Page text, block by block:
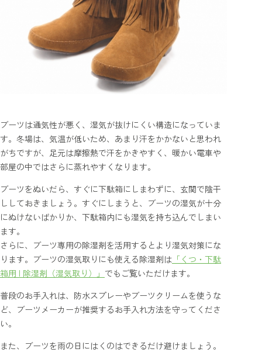
ブーツは通気性が悪く、湿気が抜けにくい構造になっていま
す。冬場は、気温が低いため、あまり汗をかかないと思われ
がちですが、足元は摩擦熱で汗をかきやすく、暖かい電車や
部屋の中ではさらに蒸れやすくなります。
ブーツをぬいだら、すぐに下駄箱にしまわずに、玄関で陰干
ししておきましょう。すぐにしまうと、ブーツの湿気が十分
にぬけないばかりか、下駄箱内にも湿気を持ち込んでしまい
ます。
さらに、ブーツ専用の除湿剤を活用するとより湿気対策にな
ります。ブーツの湿気取りにも使える除湿剤は 「くつ・下駄
箱用 | 除湿剤（湿気取り）」 でもご覧いただけます。
普段のお手入れは、防水スプレーやブーツクリームを使うな
ど、ブーツメーカーが推奨するお手入れ方法を守ってくださ
い。
また、ブーツを雨の日にはくのはできるだけ避けましょう。